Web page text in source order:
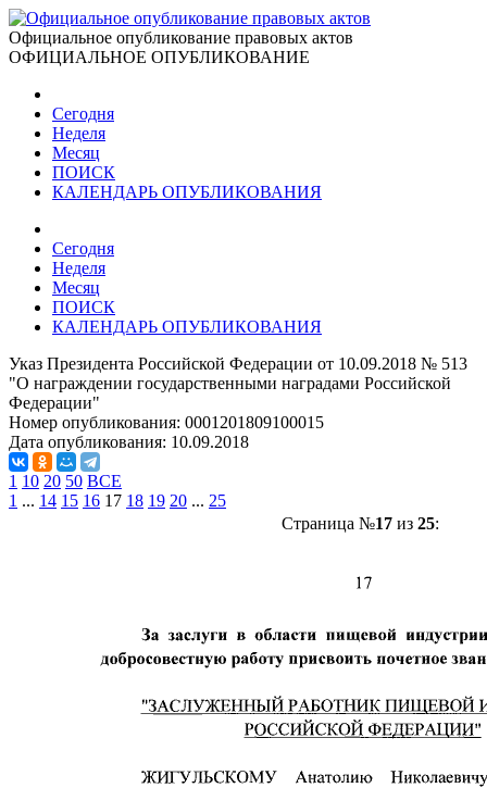
Официальное опубликование правовых актов
ОФИЦИАЛЬНОЕ ОПУБЛИКОВАНИЕ
Сегодня
Неделя
Месяц
ПОИСК
КАЛЕНДАРЬ ОПУБЛИКОВАНИЯ
Сегодня
Неделя
Месяц
ПОИСК
КАЛЕНДАРЬ ОПУБЛИКОВАНИЯ
Указ Президента Российской Федерации от 10.09.2018 № 513
"О награждении государственными наградами Российской
Федерации"
Номер опубликования: 0001201809100015
Дата опубликования: 10.09.2018
1 10 20 50 ВСЕ
1 ... 14 15 16 17 18 19 20 ... 25
Страница №17из 25: